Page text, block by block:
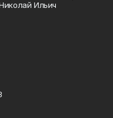
Ильич